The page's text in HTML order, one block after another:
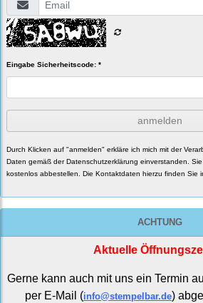
Eingabe Sicherheitscode: *
anmelden
Durch Klicken auf "anmelden" erkläre ich mich mit der
Daten gemäß der Datenschutzerklärung einverstanden.
kostenlos abbestellen. Die Kontaktdaten hierzu finden Sie
ACHTUNG
Aktuelle
Gerne kann auch mit uns ein Termin
per E-Mail (info@stempelbar.de)